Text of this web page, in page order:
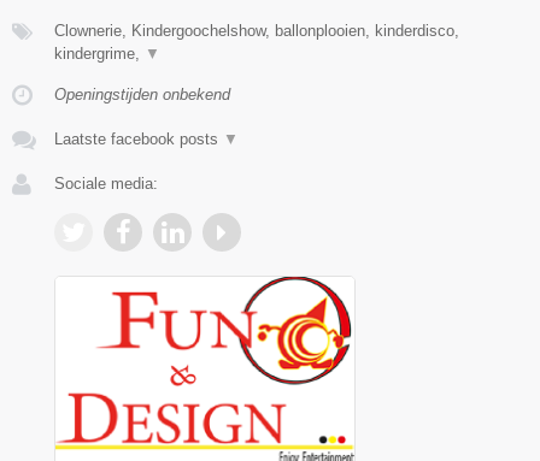
Clownerie, Kindergoochelshow, ballonplooien, kinderdisco,
kindergrime,
▼
Openingstijden onbekend
Laatste facebook posts ▼
Sociale media: